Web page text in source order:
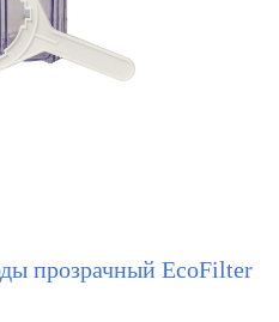
прозрачный EcoFilter